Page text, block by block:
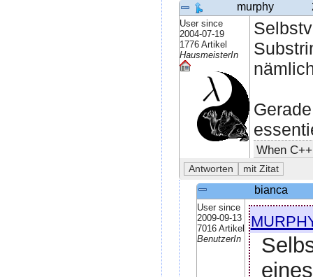
murphy
User since
2004-07-19
1776 Artikel
HausmeisterIn
When
bianca
User since
2009-09-13
7016 Artikel
BenutzerIn